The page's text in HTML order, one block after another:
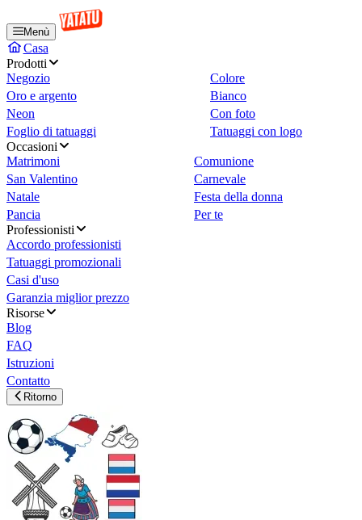
Menù
Casa
Prodotti
Negozio
Colore
Oro e argento
Bianco
Neon
Con foto
Foglio di tatuaggi
Tatuaggi con logo
Occasioni
Matrimoni
Comunione
San Valentino
Carnevale
Natale
Festa della donna
Pancia
Per te
Professionisti
Accordo professionisti
Tatuaggi promozionali
Casi d'uso
Garanzia miglior prezzo
Risorse
Blog
FAQ
Istruzioni
Contatto
Ritorno